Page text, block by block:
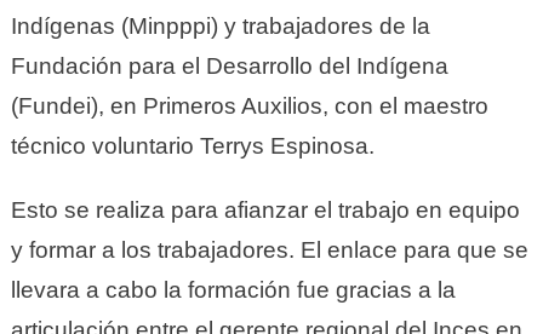
Indígenas (Minpppi) y trabajadores de la
Fundación para el Desarrollo del Indígena
(Fundei), en Primeros Auxilios, con el maestro
técnico voluntario Terrys Espinosa.
Esto se realiza para afianzar el trabajo en equipo
y formar a los trabajadores. El enlace para que se
llevara a cabo la formación fue gracias a la